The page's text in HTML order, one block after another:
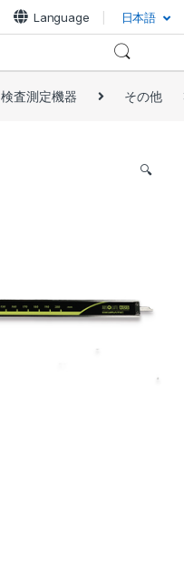
Language 日本語
検査測定機器 その他
🔍